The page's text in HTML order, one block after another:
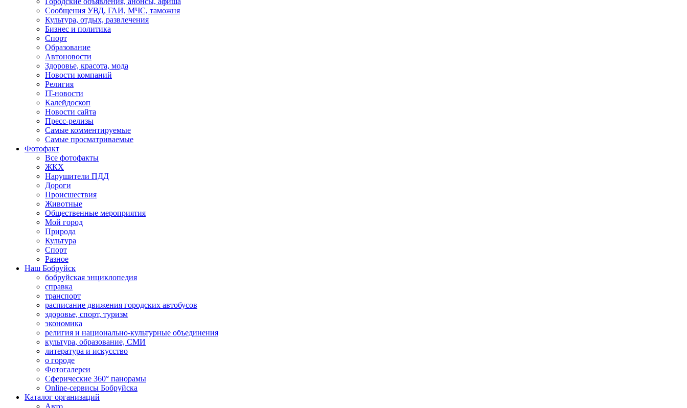
Сообщения УВД, ГАИ, МЧС, таможня
Культура, отдых, развлечения
Бизнес и политика
Спорт
Образование
Автоновости
Здоровье, красота, мода
Новости компаний
Религия
IT-новости
Калейдоскоп
Новости сайта
Пресс-релизы
Самые комментируемые
Самые просматриваемые
Фотофакт
Все фотофакты
ЖКХ
Нарушители ПДД
Дороги
Происшествия
Животные
Общественные мероприятия
Мой город
Природа
Культура
Спорт
Разное
Наш Бобруйск
бобруйская энциклопедия
справка
транспорт
расписание движения городских автобусов
здоровье, спорт, туризм
экономика
религия и национально-культурные объединения
культура, образование, СМИ
литература и искусство
о городе
Фотогалереи
Сферические 360° панорамы
Online-сервисы Бобруйска
Каталог организаций
Авто